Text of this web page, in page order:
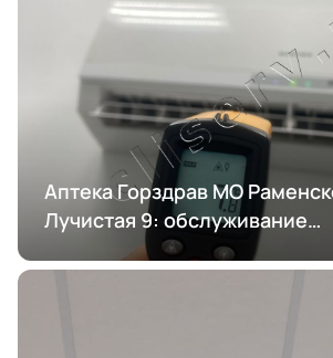
Аптека Горздрав МО
Лучистая 9: обслуживание
кондиционирования